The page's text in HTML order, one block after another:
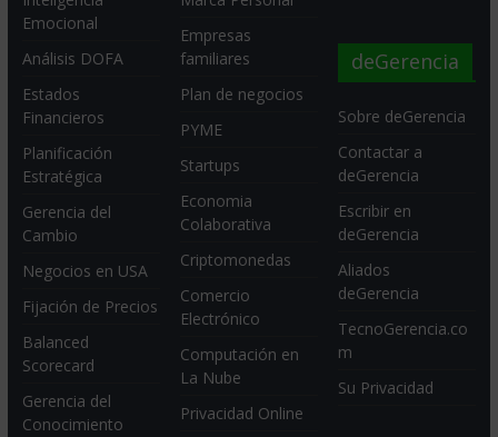
Emocional
Análisis DOFA
Estados
Financieros
Planificación
Estratégica
Gerencia del
Cambio
Negocios en USA
Fijación de Precios
Balanced
Scorecard
Gerencia del
Conocimiento
Empresas
familiares
Plan de negocios
PYME
Startups
Economia
Colaborativa
Criptomonedas
Comercio
Electrónico
Computación en
La Nube
Privacidad Online
deGerencia
Sobre deGerencia
Contactar a
deGerencia
Escribir en
deGerencia
Aliados
deGerencia
TecnoGerencia.co
m
Su Privacidad